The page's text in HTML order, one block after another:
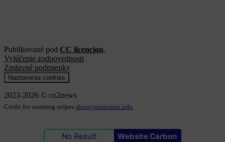
Publikované pod CC licenciou.
Vylúčenie zodpovednosti
Zmluvné podmienky
Nastavenia cookies
2023-2026 © co2news
Credit for warming stripes showyourstripes.info
No Result Website Carbon